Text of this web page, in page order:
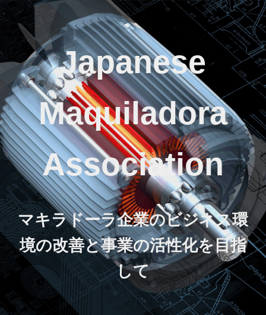
Japanese
Maquiladora
Association
マキラドーラ企業のビジネス環
境の改善と事業の活性化を目指
して